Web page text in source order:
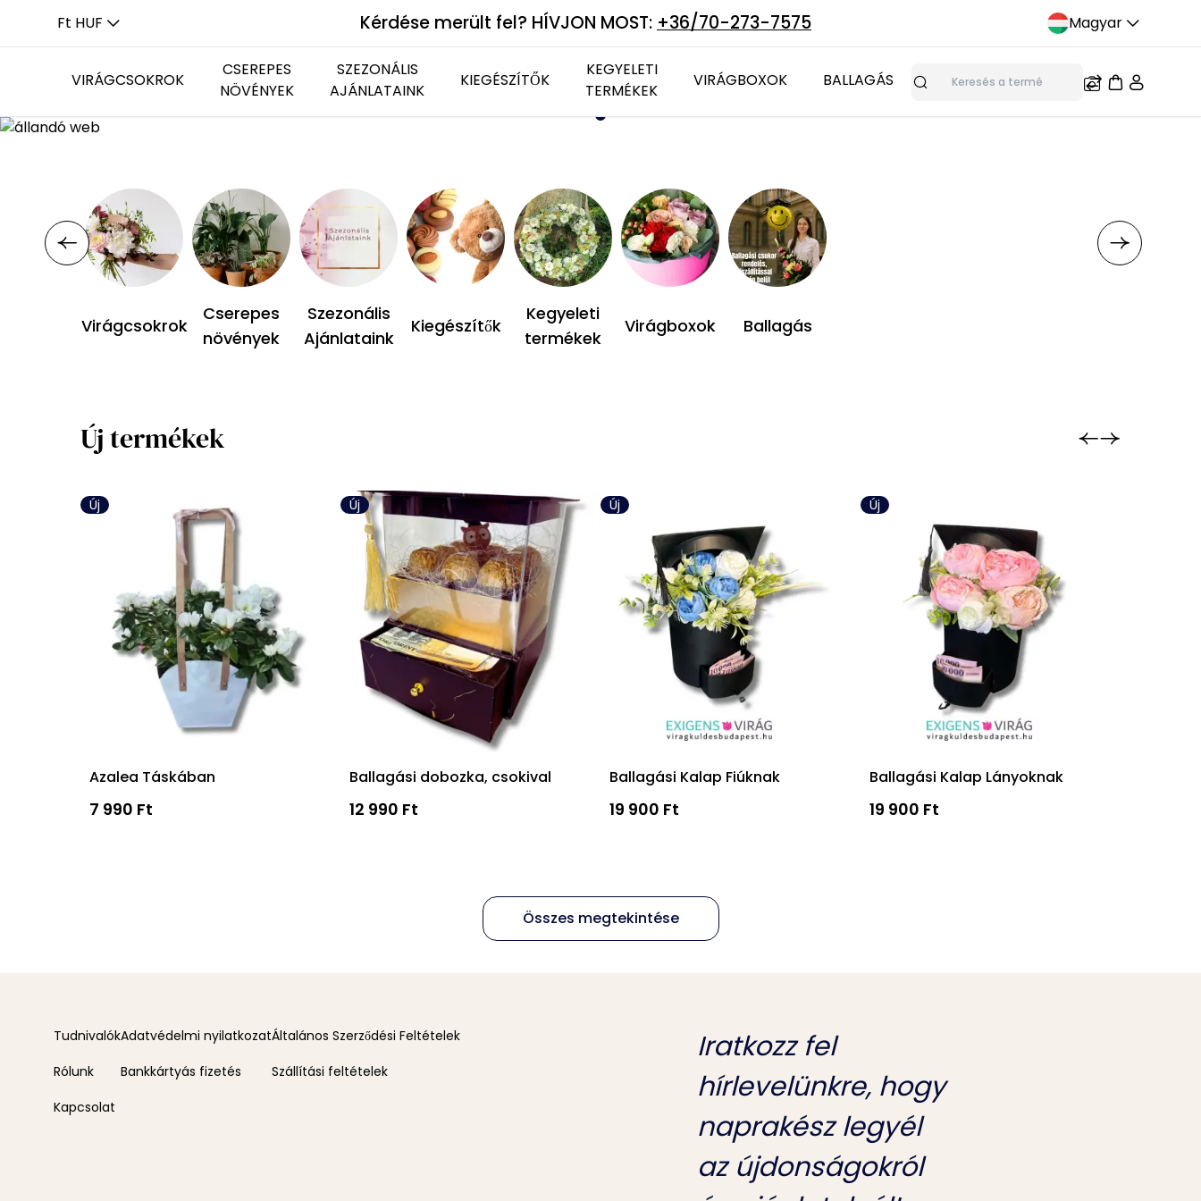
Ft HUF Kérdése merült fel? HÍVJON MOST: +36/70-273-7575 Magyar
VIRÁGCSOKROK
Hosszúkás csokrok
CSEREPES
NÖVÉNYEK
Zöld növények
SZEZONÁLIS
AJÁNLATAINK
KIEGÉSZÍTŐK
Plüss állatok
KEGYELETI
TERMÉKEK
VIRÁGBOXOK
Élő virág
BALLAGÁS
Keresés
Virágcsokrok
Cserepes
növények
Szezonális
Ajánlataink
Kiegészítők
Kegyeleti
termékek
Virágboxok Ballagás
Új termékek
Új
Azalea Táskában
7 990 Ft
Új
Ballagási dobozka, csokival
12 990 Ft
Új
Ballagási Kalap Fiúknak
19 900 Ft
Új
Ballagási Kalap Lányoknak
19 900 Ft
Összes megtekintése
Tudnivalók
Rólunk
Kapcsolat
Adatvédelmi nyilatkozat
Bankkártyás fizetés
Általános Szerződési Feltételek
Szállítási feltételek
Iratkozz fel
hírlevelünkre, hogy
naprakész legyél
az újdonságokról